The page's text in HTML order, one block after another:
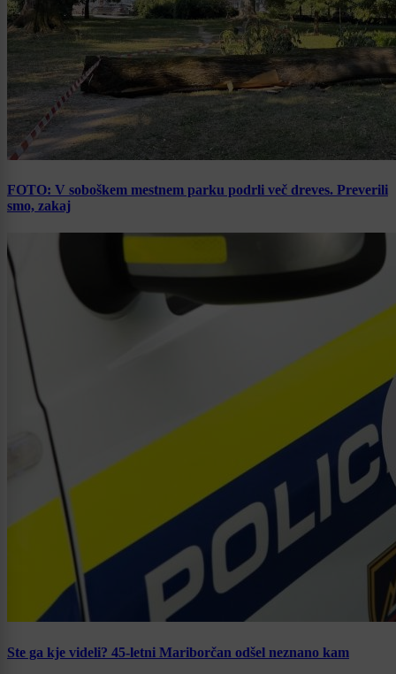
FOTO: V soboškem mestnem parku podrli več dreves. Preverili
smo, zakaj
Ste ga kje videli? 45-letni Mariborčan odšel neznano kam